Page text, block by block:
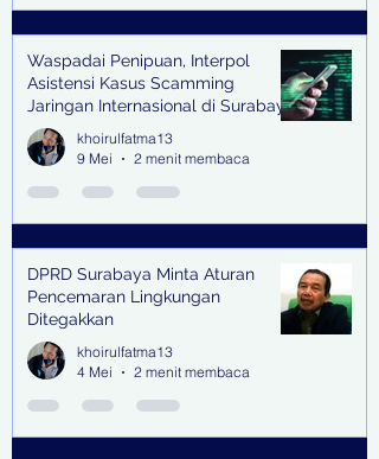
Waspadai Penipuan, Interpol
Asistensi Kasus Scamming
Jaringan Internasional di Surabaya
khoirulfatma13
9 Mei
2 menit membaca
DPRD Surabaya Minta Aturan
Pencemaran Lingkungan
Ditegakkan
khoirulfatma13
4 Mei
2 menit membaca